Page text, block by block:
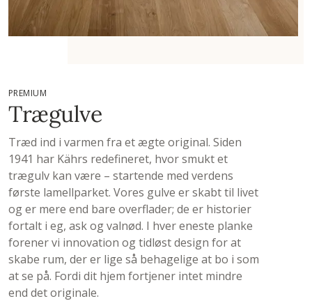
PREMIUM
Trægulve
Træd ind i varmen fra et ægte original. Siden
1941 har Kährs redefineret, hvor smukt et
trægulv kan være – startende med verdens
første lamellparket. Vores gulve er skabt til livet
og er mere end bare overflader; de er historier
fortalt i eg, ask og valnød. I hver eneste planke
forener vi innovation og tidløst design for at
skabe rum, der er lige så behagelige at bo i som
at se på. Fordi dit hjem fortjener intet mindre
end det originale.